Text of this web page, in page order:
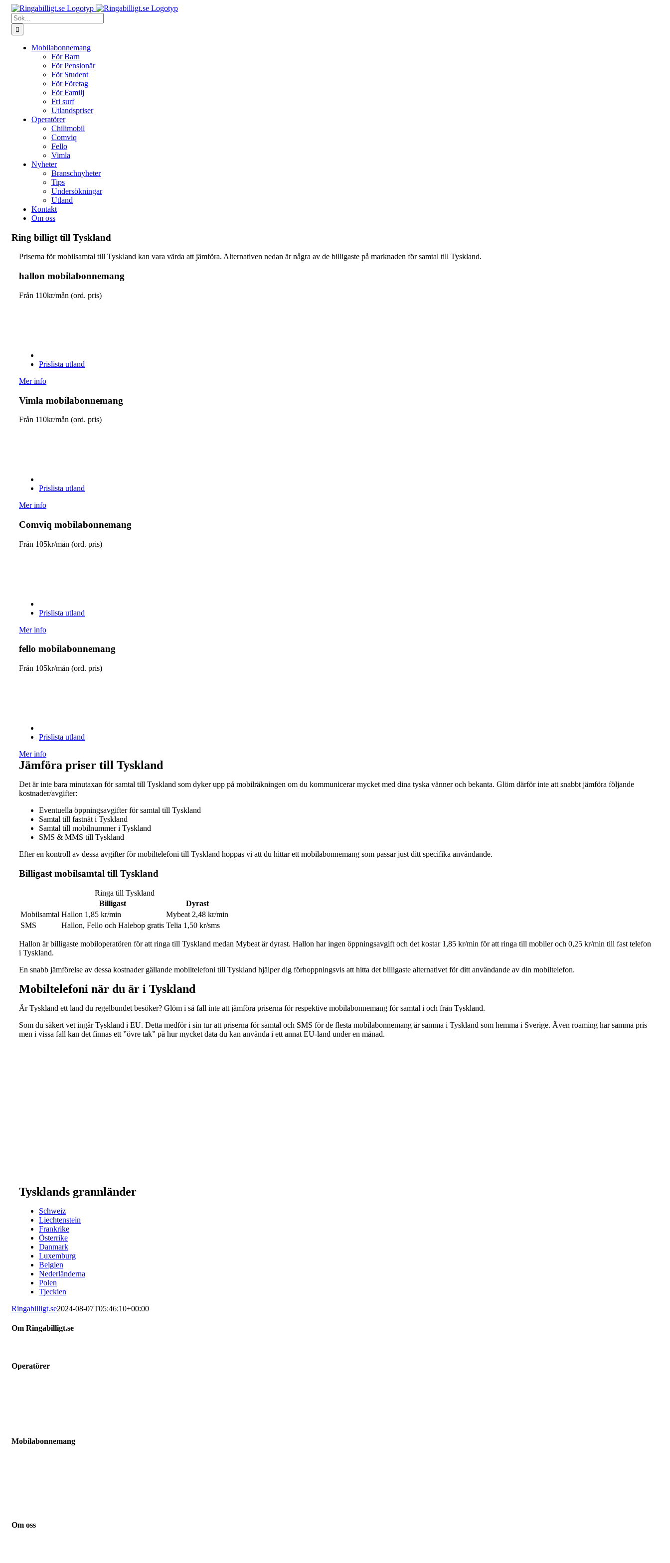
Fortsätt
innehållet
Sök
efter:
Mobilabonnemang
För Barn
För Pensionär
För Student
För Företag
För Familj
Fri surf
Utlandspriser
Operatörer
Chilimobil
Comviq
Fello
Vimla
Nyheter
Branschnyheter
Tips
Undersökningar
Utland
Kontakt
Om oss
Ring billigt till Tyskland
Priserna för mobilsamtal till Tyskland kan vara värda att jämföra. Alternativen nedan är några av de billigaste på marknaden för samtal till Tyskland.
hallon mobilabonnemang
Från 110kr/mån (ord. pris)
Prislista utland
Mer info
Vimla mobilabonnemang
Från 110kr/mån (ord. pris)
Prislista utland
Mer info
Comviq mobilabonnemang
Från 105kr/mån (ord. pris)
Prislista utland
Mer info
fello mobilabonnemang
Från 105kr/mån (ord. pris)
Prislista utland
Mer info
Jämföra priser till Tyskland
Det är inte bara minutaxan för samtal till Tyskland som dyker upp på mobilräkningen om du kommunicerar mycket med dina tyska vänner och bekanta. Glöm därför inte att snabbt jämföra följande
kostnader/avgifter:
Eventuella öppningsavgifter för samtal till Tyskland
Samtal till fastnät i Tyskland
Samtal till mobilnummer i Tyskland
SMS & MMS till Tyskland
Efter en kontroll av dessa avgifter för mobiltelefoni till Tyskland hoppas vi att du hittar ett mobilabonnemang som passar just ditt specifika användande.
Billigast mobilsamtal till Tyskland
Ringa till Tyskland
Billigast
Dyrast
Mobilsamtal Hallon 1,85 kr/min
Mybeat 2,48 kr/min
SMS
Hallon, Fello och Halebop gratis Telia 1,50 kr/sms
Hallon är billigaste mobiloperatören för att ringa till Tyskland medan Mybeat är dyrast. Hallon har ingen öppningsavgift och det kostar 1,85 kr/min för att ringa till mobiler och 0,25 kr/min till fast telefon
i Tyskland.
En snabb jämförelse av dessa kostnader gällande mobiltelefoni till Tyskland hjälper dig förhoppningsvis att hitta det billigaste alternativet för ditt användande av din mobiltelefon.
Mobiltelefoni när du är i Tyskland
Är Tyskland ett land du regelbundet besöker? Glöm i så fall inte att jämföra priserna för respektive mobilabonnemang för samtal i och från Tyskland.
Som du säkert vet ingår Tyskland i EU. Detta medför i sin tur att priserna för samtal och SMS för de flesta mobilabonnemang är samma i Tyskland som hemma i Sverige. Även roaming har samma pris
men i vissa fall kan det finnas ett ”övre tak” på hur mycket data du kan använda i ett annat EU-land under en månad.
Tysklands grannländer
Schweiz
Liechtenstein
Frankrike
Österrike
Danmark
Luxemburg
Belgien
Nederländerna
Polen
Tjeckien
Ringabilligt.se2024-08-07T05:46:10+00:00
Om Ringabilligt.se
Operatörer
Mobilabonnemang
Om oss